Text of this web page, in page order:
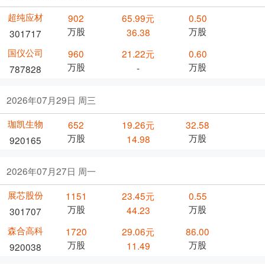
超纯应材
301717
902
万股
65.99元
36.38
0.50
万股
国仪公司
787828
960
万股
21.22元
-
0.60
万股
2026年07月29日 周三
珈凯生物
920165
652
万股
19.26元
14.98
32.58
万股
2026年07月27日 周一
展芯股份
301707
1151
万股
23.45元
44.23
0.55
万股
森合高科
920038
1720
万股
29.06元
11.49
86.00
万股